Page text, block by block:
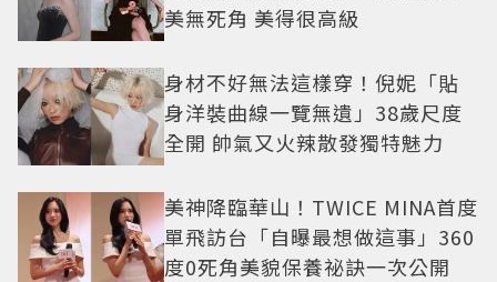
美無死角 美得很高級
身材不好無法這樣穿！倪妮「貼
身洋裝曲線一覽無遺」38歲尺度
全開 帥氣又火辣散發獨特魅力
美神降臨華山！TWICE MINA首度
單飛訪台「自曝最想做這事」360
度0死角美貌保養祕訣一次公開